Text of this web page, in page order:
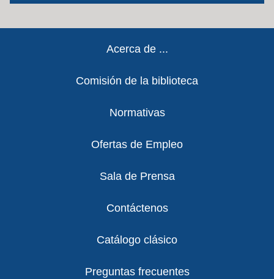
Acerca de ...
Comisión de la biblioteca
Normativas
Ofertas de Empleo
Sala de Prensa
Contáctenos
Catálogo clásico
Preguntas frecuentes